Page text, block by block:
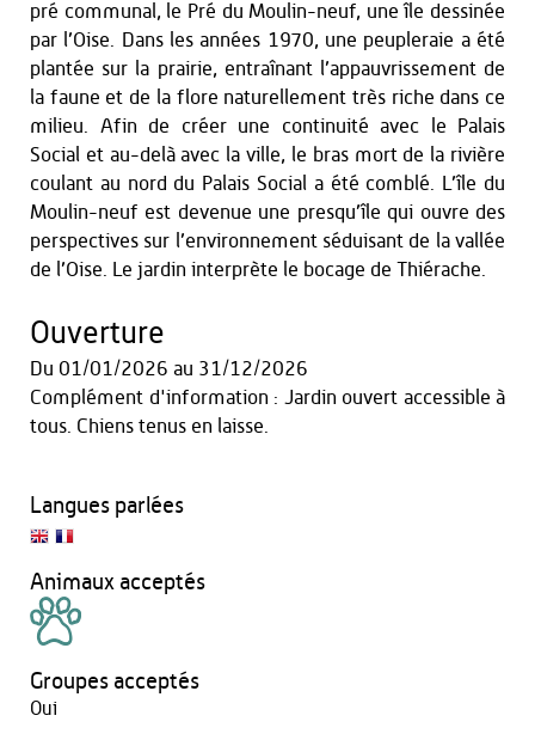
pré communal, le Pré du Moulin-neuf, une île dessinée
par l’Oise. Dans les années 1970, une peupleraie a été
plantée sur la prairie, entraînant l’appauvrissement de
la faune et de la flore naturellement très riche dans ce
milieu. Afin de créer une continuité avec le Palais
Social et au-delà avec la ville, le bras mort de la rivière
coulant au nord du Palais Social a été comblé. L’île du
Moulin-neuf est devenue une presqu’île qui ouvre des
perspectives sur l’environnement séduisant de la vallée
de l’Oise. Le jardin interprète le bocage de Thiérache.
Ouverture
Du 01/01/2026 au 31/12/2026
Complément d'information : Jardin ouvert accessible à
tous. Chiens tenus en laisse.
Langues parlées
Animaux acceptés
Groupes acceptés
Oui